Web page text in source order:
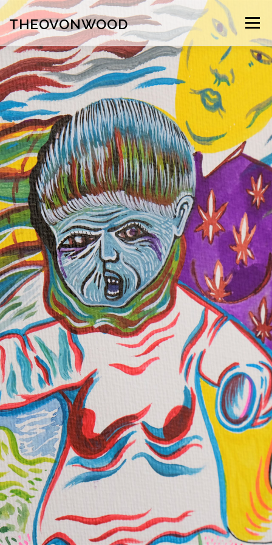
THEOVONWOOD Menu
DESSIN PEINTURE EDITIONS/AUTO-EDITION
ÉDITIONS COLLECTIVES TEXTES & PHOTOS
I.M.U.S FRESK MUSIQUE BIO+CONTACT